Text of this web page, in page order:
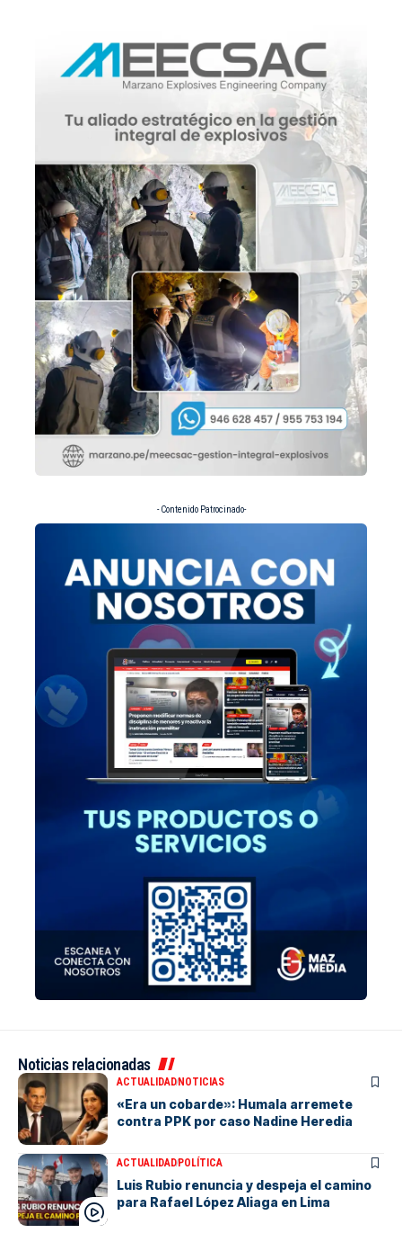
- Contenido Patrocinado-
Noticias relacionadas
ACTUALIDADNOTICIAS
«Era un cobarde»: Humala arremete
contra PPK por caso Nadine Heredia
ACTUALIDADPOLÍTICA
Luis Rubio renuncia y despeja el camino
para Rafael López Aliaga en Lima